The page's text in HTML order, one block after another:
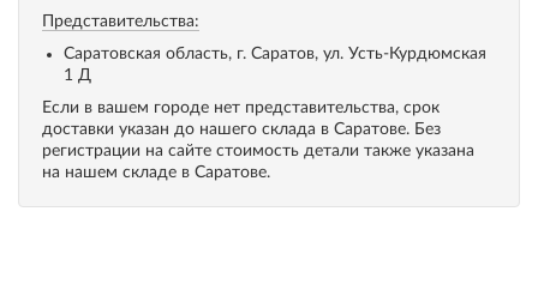
Представительства:
Саратовская область, г. Саратов, ул. Усть-Курдюмская
1 Д
Если в вашем городе нет представительства, срок
доставки указан до нашего склада в Саратове. Без
регистрации на сайте стоимость детали также указана
на нашем складе в Саратове.